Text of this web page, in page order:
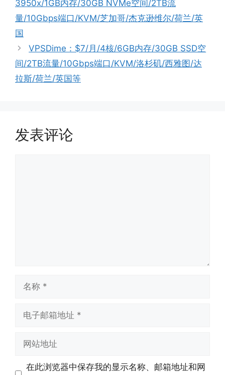
3950x/1GB内存/30GB NVMe空间/2TB流
量/10Gbps端口/KVM/芝加哥/杰克逊维尔/荷兰/英
国
VPSDime：$7/月/4核/6GB内存/30GB SSD空
间/2TB流量/10Gbps端口/KVM/洛杉矶/西雅图/达
拉斯/荷兰/英国等
发表评论
址 在此浏览器中保存我的显示名称、邮箱地址和网